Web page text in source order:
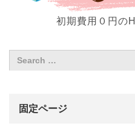
初期費用０円の
固定ページ